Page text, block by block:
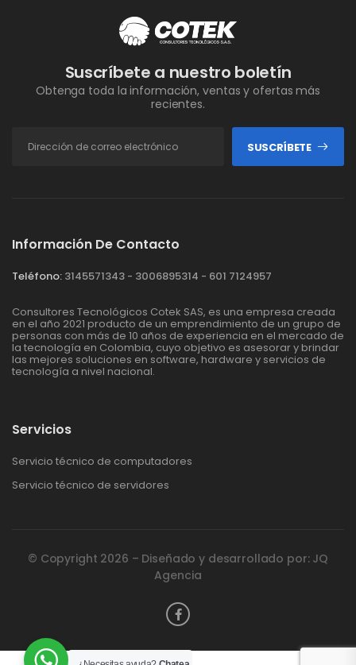
Suscríbete a nuestro boletín
Obtenga toda la información, ventas y ofertas más
recientes.
SUSCRÍBETE
Información De Contacto
Teléfono: 3145571343 - 3006895314 - 601 7124957
Consultores Tecnológicos Cotek SAS, es una empresa creada
en el año 2021 producto de un emprendimiento de un grupo de
personas con más de 10 años de experiencia en el mercado de
la tecnología en Colombia, cuyo objetivo es asesorar y brindar
las mejores soluciones en software, hardware y servicios de
tecnología a nivel nacional.
Servicios
Servicio técnico de computadores
Servicio técnico de servidores
© Copyright 2026 – Diseñado y desarrollado por: JQ
Agencia